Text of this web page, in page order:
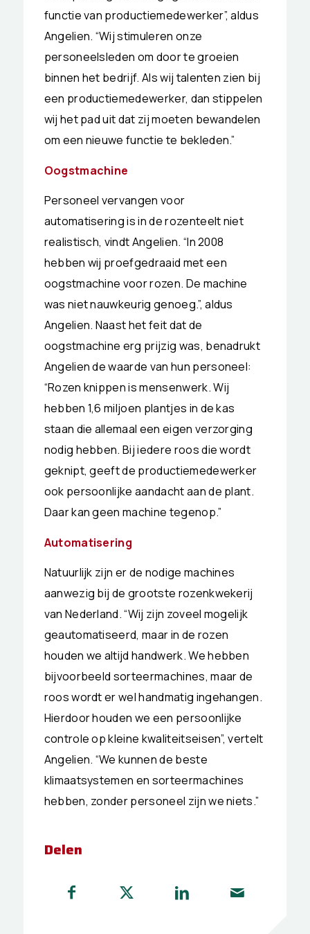
functie van productiemedewerker”, aldus
Angelien. “Wij stimuleren onze
personeelsleden om door te groeien
binnen het bedrijf. Als wij talenten zien bij
een productiemedewerker, dan stippelen
wij het pad uit dat zij moeten bewandelen
om een nieuwe functie te bekleden.”
Oogstmachine
Personeel vervangen voor
automatisering is in de rozenteelt niet
realistisch, vindt Angelien. “In 2008
hebben wij proefgedraaid met een
oogstmachine voor rozen. De machine
was niet nauwkeurig genoeg.”, aldus
Angelien. Naast het feit dat de
oogstmachine erg prijzig was, benadrukt
Angelien de waarde van hun personeel:
“Rozen knippen is mensenwerk. Wij
hebben 1,6 miljoen plantjes in de kas
staan die allemaal een eigen verzorging
nodig hebben. Bij iedere roos die wordt
geknipt, geeft de productiemedewerker
ook persoonlijke aandacht aan de plant.
Daar kan geen machine tegenop.”
Automatisering
Natuurlijk zijn er de nodige machines
aanwezig bij de grootste rozenkwekerij
van Nederland. “Wij zijn zoveel mogelijk
geautomatiseerd, maar in de rozen
houden we altijd handwerk. We hebben
bijvoorbeeld sorteermachines, maar de
roos wordt er wel handmatig ingehangen.
Hierdoor houden we een persoonlijke
controle op kleine kwaliteitseisen”, vertelt
Angelien. “We kunnen de beste
klimaatsystemen en sorteermachines
hebben, zonder personeel zijn we niets.”
Delen